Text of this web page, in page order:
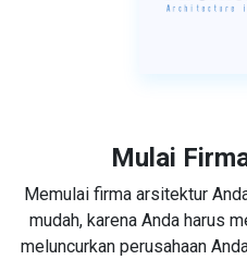
Mulai
Memulai firma arsitektur
mudah, karena Anda harus
meluncurkan perusahaan